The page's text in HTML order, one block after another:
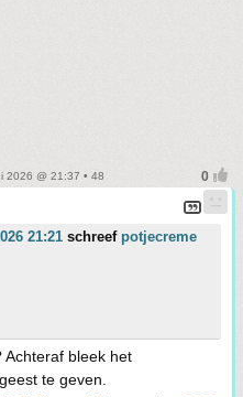
2026 @ 21:37 • 48
21:21 schreef potjecreme
bleek het
te geven.